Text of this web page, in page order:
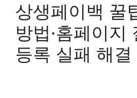
상생페이백 꿀
방법·홈페이지
등록 실패 해결